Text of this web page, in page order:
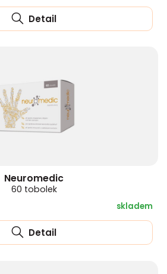
Detail
Neuromedic
60 tobolek
skladem
Detail